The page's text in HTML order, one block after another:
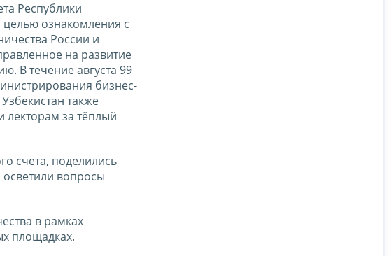
Республики
целью ознакомления с
России и
на развитие
В течение августа 99
бизнес-
также
лекторам за тёплый
счета, поделились
вопросы
в рамках
площадках.